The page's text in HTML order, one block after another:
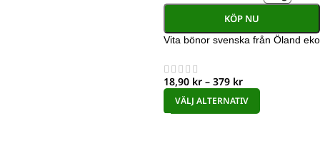
KÖP NU
Vita bönor svenska från Öland eko
18,90 kr – 379 kr
VÄLJ ALTERNATIV